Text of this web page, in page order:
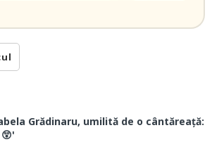
Grădinaru, umilită de o cântăreață: